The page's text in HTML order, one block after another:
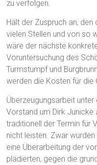
zu verfolgen.
Hält der Zuspruch an,
vielen Stellen und von so
wäre der nächste
Voruntersuchung des
Turmstumpf und
werden die Kosten für die
Überzeugungsarbeit
Vorstand um Dirk Junicke
traditionell der Termin für
nicht leisten. Zwar
eine Überarbeitung der
plädierten, gegen die